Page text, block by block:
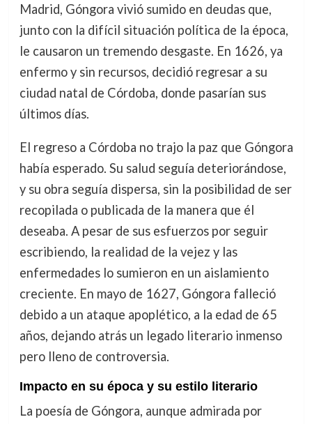
Madrid, Góngora vivió sumido en deudas que,
junto con la difícil situación política de la época,
le causaron un tremendo desgaste. En 1626, ya
enfermo y sin recursos, decidió regresar a su
ciudad natal de Córdoba, donde pasarían sus
últimos días.
El regreso a Córdoba no trajo la paz que Góngora
había esperado. Su salud seguía deteriorándose,
y su obra seguía dispersa, sin la posibilidad de ser
recopilada o publicada de la manera que él
deseaba. A pesar de sus esfuerzos por seguir
escribiendo, la realidad de la vejez y las
enfermedades lo sumieron en un aislamiento
creciente. En mayo de 1627, Góngora falleció
debido a un ataque apoplético, a la edad de 65
años, dejando atrás un legado literario inmenso
pero lleno de controversia.
Impacto en su época y su estilo literario
La poesía de Góngora, aunque admirada por